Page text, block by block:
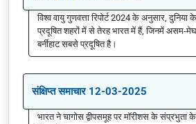
विश्व वायु गुणवत्ता रिपोर्ट 2024 के अनुसार, दुनिया
प्रदूषित शहरों में से तेरह भारत में हैं, जिनमें असम-
बर्नीहाट सबसे प्रदूषित है।
संक्षिप्त समाचार 12-03-2025
भारत ने चागोस द्वीपसमूह पर मॉरीशस के संप्रभुता